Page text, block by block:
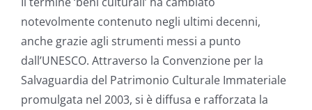
notevolmente contenuto negli ultimi decenni,
anche grazie agli strumenti messi a punto
dall’UNESCO. Attraverso la Convenzione per la
Salvaguardia del Patrimonio Culturale Immateriale
promulgata nel 2003, si è diffusa e rafforzata la